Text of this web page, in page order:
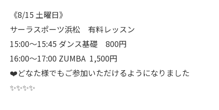
《8/15 土曜日》
サーラスポーツ浜松 有料レッスン
15:00〜15:45 ダンス基礎 800円
16:00〜17:00 ZUMBA 1,500円
❤️どなた様でもご参加いただけるようになりました
✨✨✨✨